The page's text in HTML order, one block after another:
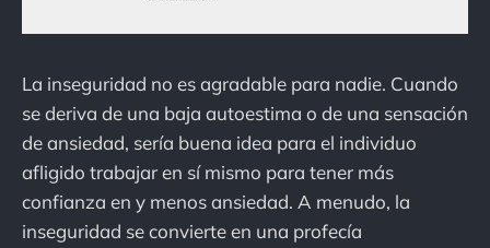
La inseguridad no es agradable para nadie. Cuando
se deriva de una baja autoestima o de una sensación
de ansiedad, sería buena idea para el individuo
afligido trabajar en sí mismo para tener más
confianza en y menos ansiedad. A menudo, la
inseguridad se convierte en una profecía